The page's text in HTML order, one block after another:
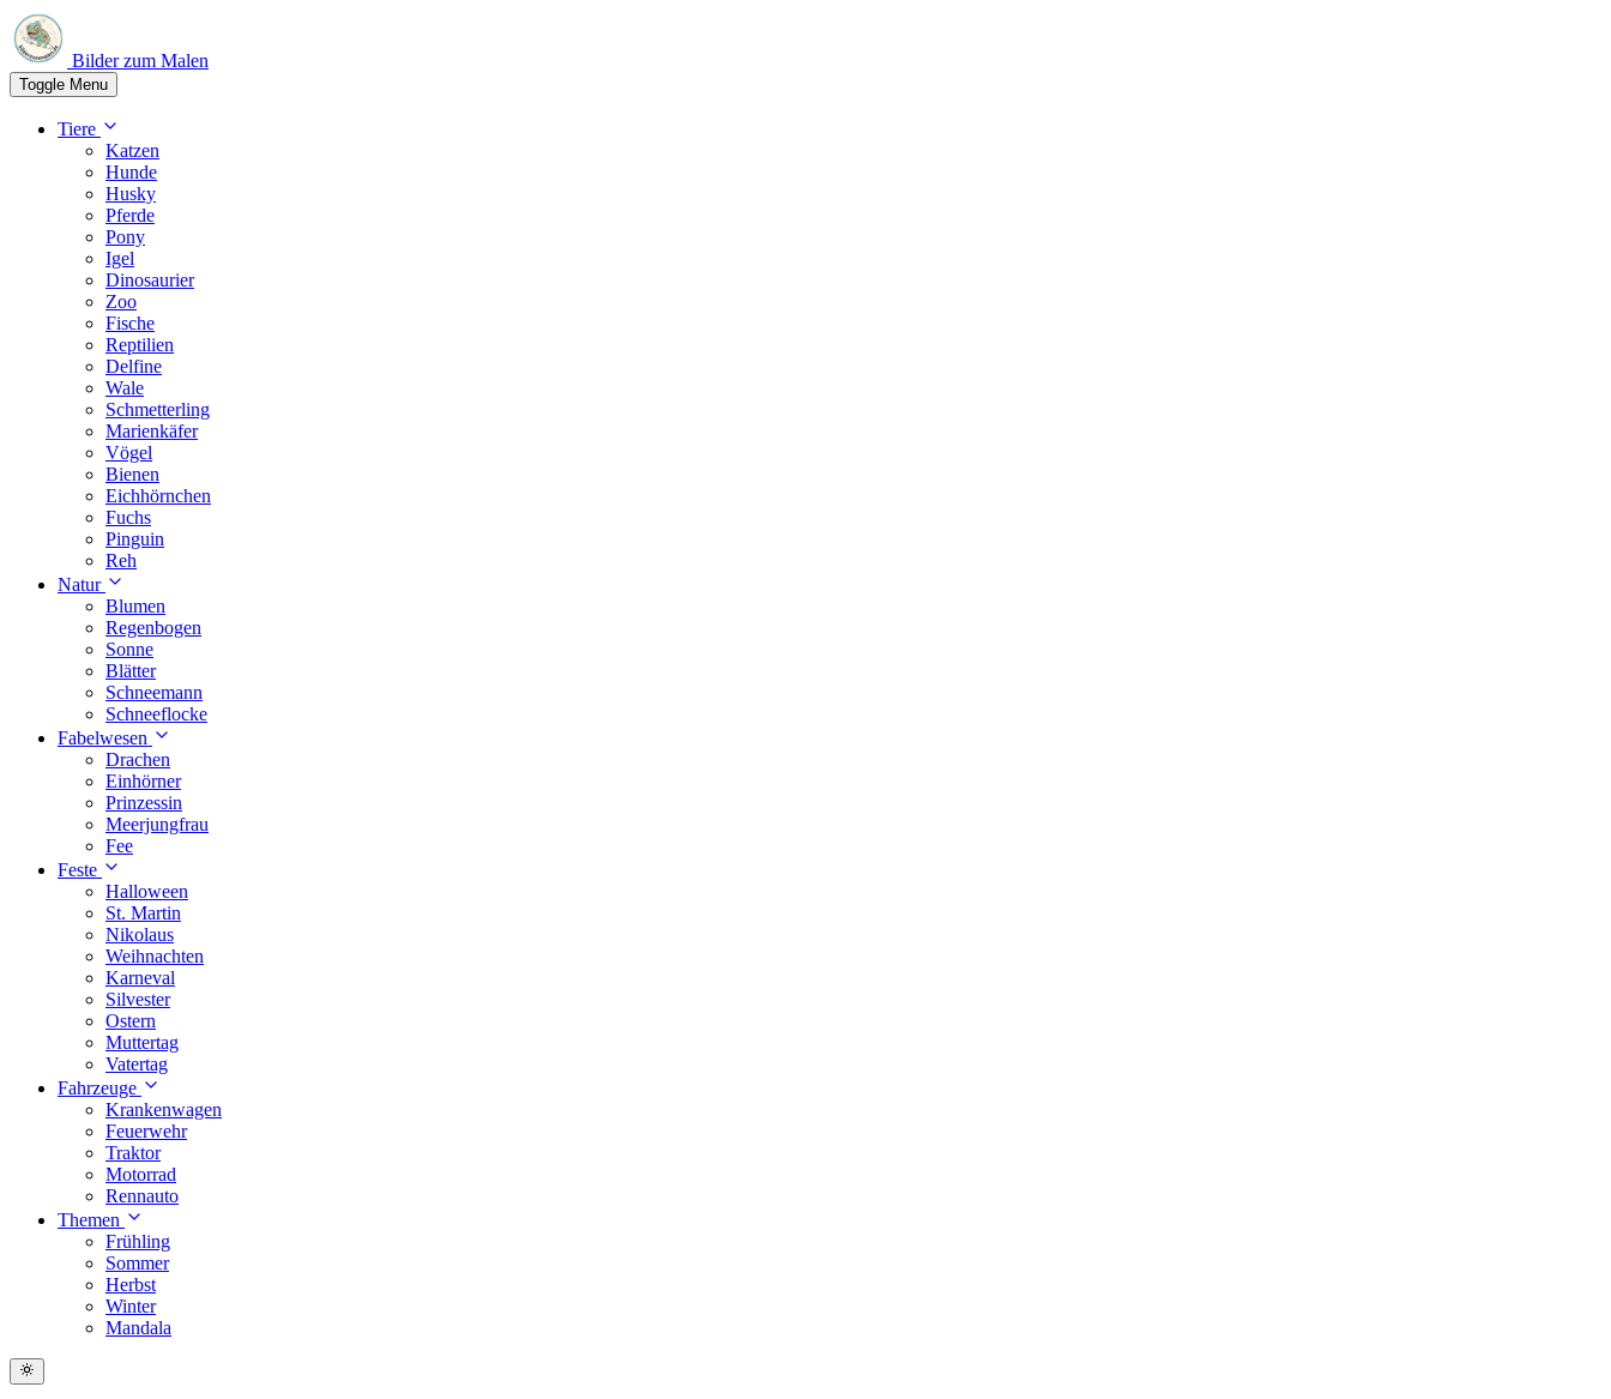
Bilder zum Malen
Toggle Menu
Tiere
Katzen
Hunde
Husky
Pferde
Pony
Igel
Dinosaurier
Zoo
Fische
Reptilien
Delfine
Wale
Schmetterling
Marienkäfer
Vögel
Bienen
Eichhörnchen
Fuchs
Pinguin
Reh
Natur
Blumen
Regenbogen
Sonne
Blätter
Schneemann
Schneeflocke
Fabelwesen
Drachen
Einhörner
Prinzessin
Meerjungfrau
Fee
Feste
Halloween
St. Martin
Nikolaus
Weihnachten
Karneval
Silvester
Ostern
Muttertag
Vatertag
Fahrzeuge
Krankenwagen
Feuerwehr
Traktor
Motorrad
Rennauto
Themen
Frühling
Sommer
Herbst
Winter
Mandala